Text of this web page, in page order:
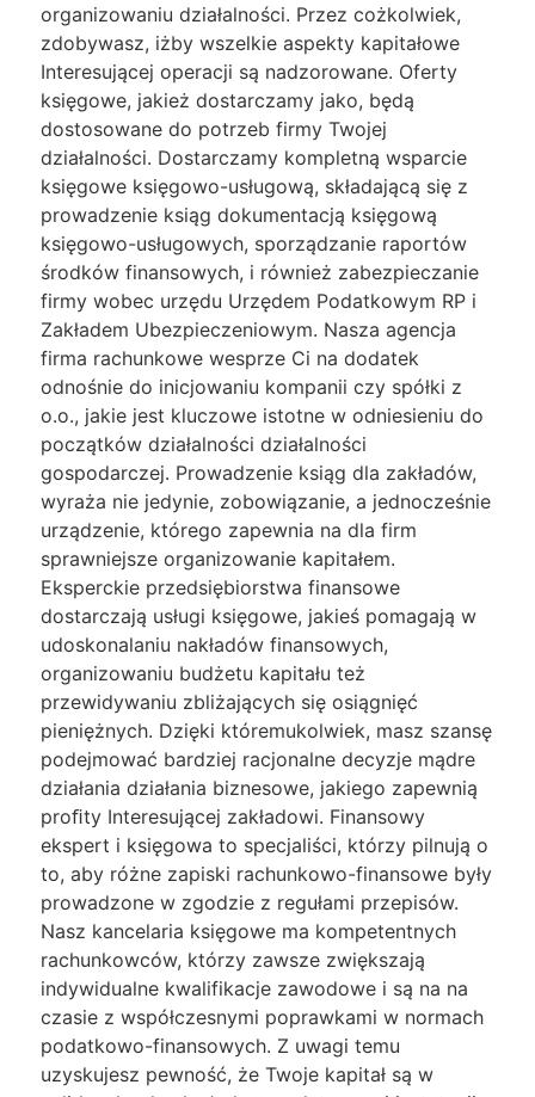
organizowaniu działalności. Przez cożkolwiek,
zdobywasz, iżby wszelkie aspekty kapitałowe
Interesującej operacji są nadzorowane. Oferty
księgowe, jakież dostarczamy jako, będą
dostosowane do potrzeb firmy Twojej
działalności. Dostarczamy kompletną wsparcie
księgowe księgowo-usługową, składającą się z
prowadzenie ksiąg dokumentacją księgową
księgowo-usługowych, sporządzanie raportów
środków finansowych, i również zabezpieczanie
firmy wobec urzędu Urzędem Podatkowym RP i
Zakładem Ubezpieczeniowym. Nasza agencja
firma rachunkowe wesprze Ci na dodatek
odnośnie do inicjowaniu kompanii czy spółki z
o.o., jakie jest kluczowe istotne w odniesieniu do
początków działalności działalności
gospodarczej. Prowadzenie ksiąg dla zakładów,
wyraża nie jedynie, zobowiązanie, a jednocześnie
urządzenie, którego zapewnia na dla firm
sprawniejsze organizowanie kapitałem.
Eksperckie przedsiębiorstwa finansowe
dostarczają usługi księgowe, jakieś pomagają w
udoskonalaniu nakładów finansowych,
organizowaniu budżetu kapitału też
przewidywaniu zbliżających się osiągnięć
pieniężnych. Dzięki któremukolwiek, masz szansę
podejmować bardziej racjonalne decyzje mądre
działania działania biznesowe, jakiego zapewnią
proﬁty Interesującej zakładowi. Finansowy
ekspert i księgowa to specjaliści, którzy pilnują o
to, aby różne zapiski rachunkowo-finansowe były
prowadzone w zgodzie z regułami przepisów.
Nasz kancelaria księgowe ma kompetentnych
rachunkowców, którzy zawsze zwiększają
indywidualne kwalifikacje zawodowe i są na na
czasie z współczesnymi poprawkami w normach
podatkowo-finansowych. Z uwagi temu
uzyskujesz pewność, że Twoje kapitał są w